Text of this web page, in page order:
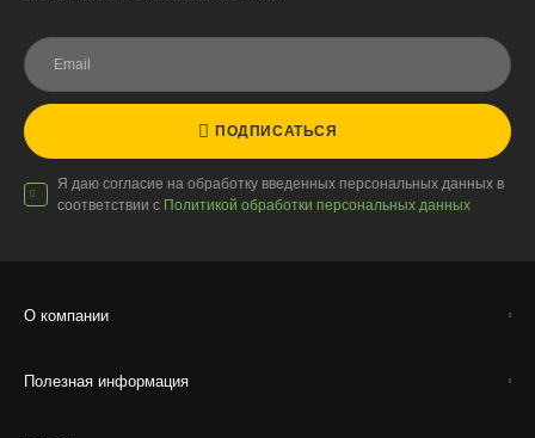
ПОДПИСАТЬСЯ
Я даю согласие на обработку введенных персональных данных в
соответствии с Политикой обработки персональных данных
О компании
Полезная информация